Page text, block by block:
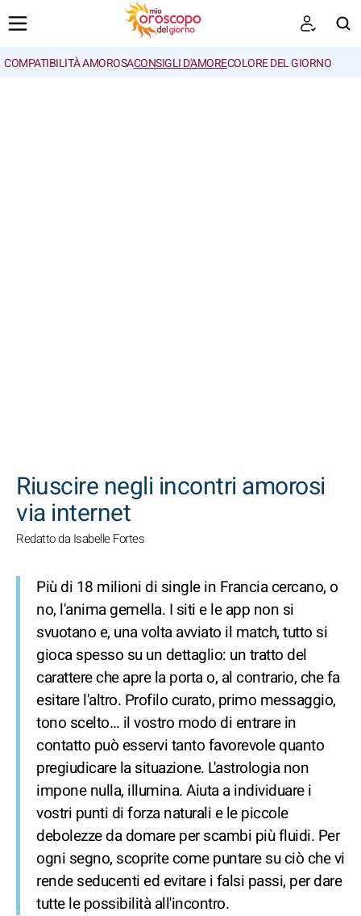
COMPATIBILITÀ AMOROSACONSIGLI D'AMORECOLORE DEL GIORNO
Riuscire negli incontri amorosi
via internet
Redatto da Isabelle Fortes
Più di 18 milioni di single in Francia cercano, o
no, l'anima gemella. I siti e le app non si
svuotano e, una volta avviato il match, tutto si
gioca spesso su un dettaglio: un tratto del
carattere che apre la porta o, al contrario, che fa
esitare l'altro. Profilo curato, primo messaggio,
tono scelto… il vostro modo di entrare in
contatto può esservi tanto favorevole quanto
pregiudicare la situazione. L'astrologia non
impone nulla, illumina. Aiuta a individuare i
vostri punti di forza naturali e le piccole
debolezze da domare per scambi più fluidi. Per
ogni segno, scoprite come puntare su ciò che vi
rende seducenti ed evitare i falsi passi, per dare
tutte le possibilità all'incontro.